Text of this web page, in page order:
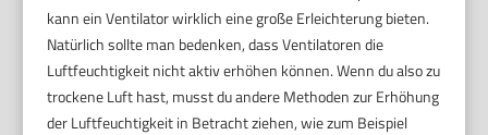
kann ein Ventilator wirklich eine große Erleichterung bieten.
Natürlich sollte man bedenken, dass Ventilatoren die
Luftfeuchtigkeit nicht aktiv erhöhen können. Wenn du also zu
trockene Luft hast, musst du andere Methoden zur Erhöhung
der Luftfeuchtigkeit in Betracht ziehen, wie zum Beispiel